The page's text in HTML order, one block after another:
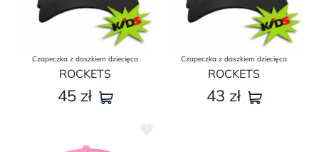
Czapeczka z daszkiem dziecięca
ROСKETS
45zł
Czapeczka z daszkiem dziecięca
ROCKETS
43 zł